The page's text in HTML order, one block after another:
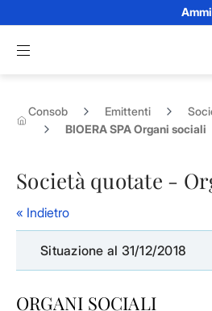
Apri menu di navigazione
Consob Emittenti
BIOERA SPA Organi sociali
Società quotate -
« Indietro
Situazione al 31/12/2018
ORGANI SOCIALI